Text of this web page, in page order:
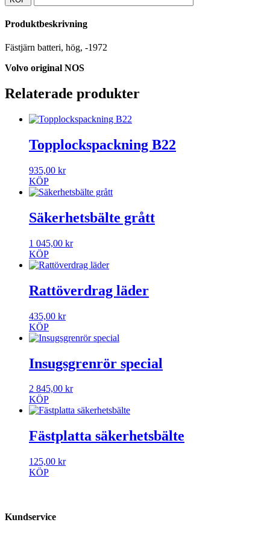
Produktbeskrivning
Fästjärn batteri, hög, -1972
Volvo original NOS
Relaterade produkter
Topplockspackning B22
935,00 kr
KÖP
Säkerhetsbälte grått
1 045,00 kr
KÖP
Rattöverdrag läder
435,00 kr
KÖP
Insugsgrenrör special
2 845,00 kr
KÖP
Fästplatta säkerhetsbälte
125,00 kr
KÖP
Kundservice